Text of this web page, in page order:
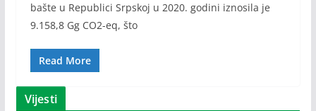
bašte u Republici Srpskoj u 2020. godini iznosila je
9.158,8 Gg CO2-eq, što
Read More
Vijesti